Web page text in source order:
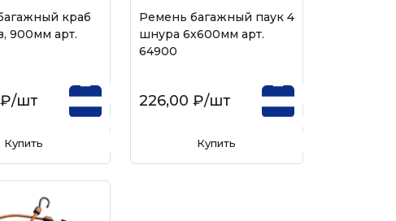
краб
900мм арт.
/шт
Купить
Ремень багажный паук 4
шнура 6х600мм арт.
64900
226,00 ₽/шт
Купить